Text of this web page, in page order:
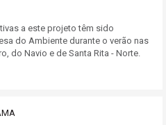
a este projeto têm sido
do Ambiente durante o verão nas
do Navio e de Santa Rita - Norte.